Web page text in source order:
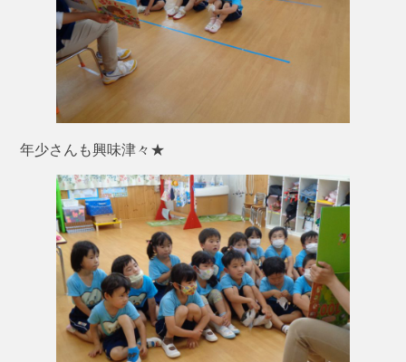
年少さんも興味津々★